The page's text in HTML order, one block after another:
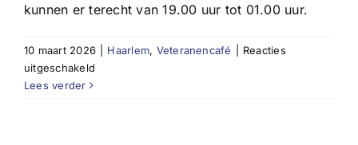
kunnen er terecht van 19.00 uur tot 01.00 uur.
10 maart 2026 Haarlem, Veteranencafé
Reacties
uitgeschakeld
Lees verder